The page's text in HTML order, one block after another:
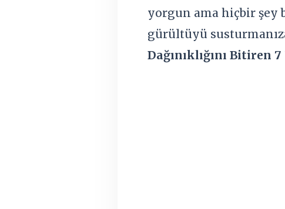
yorgun ama hiçbir şey
gürültüyü
Dağınıklığını Bitiren